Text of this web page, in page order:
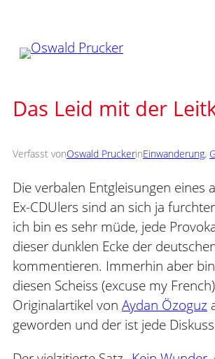
springen
Das Leid mit der
Verfasst vonOswald PruckerinEinwanderung,
Die verbalen Entgleisungen eines
Ex-CDUlers sind an sich ja
ich bin es sehr müde, jede
dieser dunklen Ecke der
kommentieren. Immerhin aber
diesen Scheiss (excuse my
Originalartikel von Aydan Özoguz
geworden und der ist jede